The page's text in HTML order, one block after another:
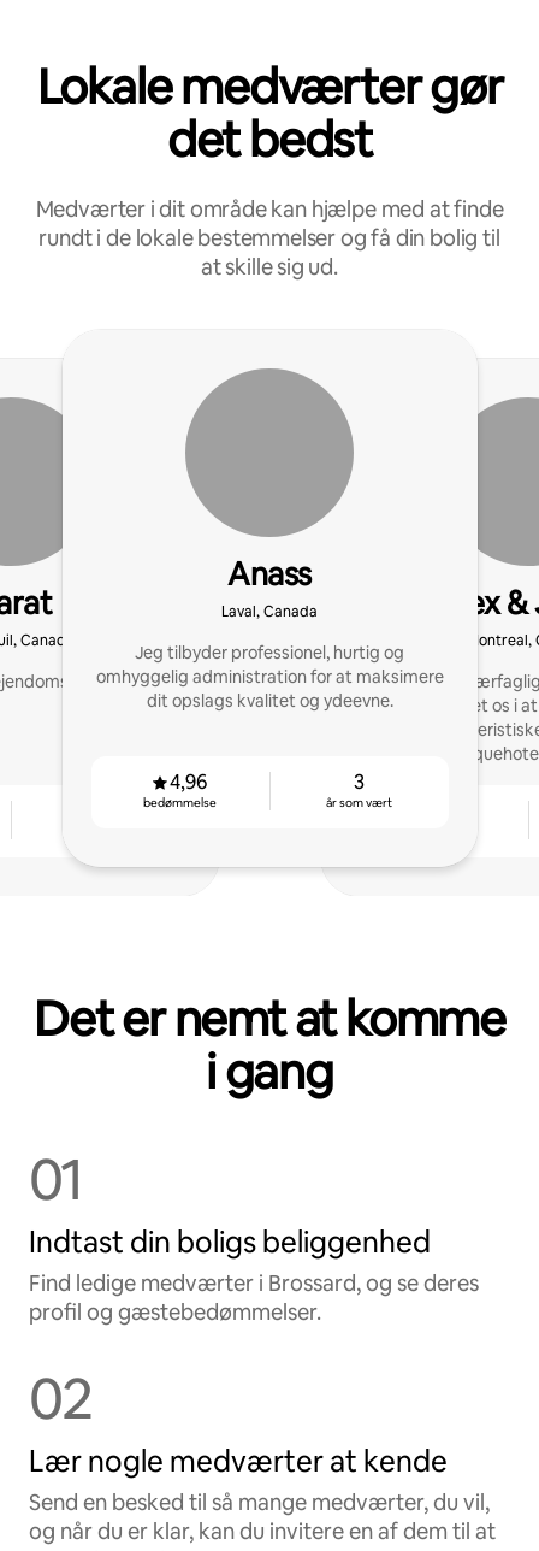
Lokale medværter gør
det bedst
Medværter i dit område kan hjælpe med at finde
rundt i de lokale bestemmelser og få din bolig til
at skille sig ud.
Canada
Anass
Laval, Canada
Jeg tilbyder professionel, hurtig og
omhyggelig administration for at maksimere
dit opslags kvalitet og ydeevne.
4,96
bedømmelse
3
år som vært
Alex
Vi er et
specialiseret os i
Det er nemt at komme
i gang
01
Indtast din boligs beliggenhed
Find ledige medværter i Brossard, og se deres
profil og gæstebedømmelser.
02
Lær nogle medværter at kende
Send en besked til så mange medværter, du vil,
og når du er klar, kan du invitere en af dem til at